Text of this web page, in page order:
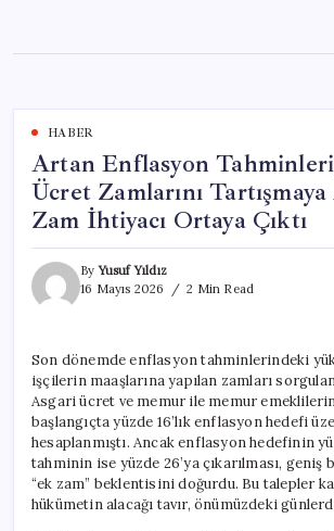
content
HABER
Artan Enflasyon
Ücret Zamlarını
Zam İhtiyacı Ortaya Çıktı
ByYusuf Yıldız
16 Mayıs 2026
2 Min Read
Son dönemde enflasyon tahminlerindeki
işçilerin maaşlarına yapılan zamları
Asgari ücret ve memur ile memur
başlangıçta yüzde 16’lık enflasyon hedefi
hesaplanmıştı. Ancak enflasyon hedefinin
tahminin ise yüzde 26’ya çıkarılması, geniş
“ek zam” beklentisini doğurdu. Bu talepler
hükümetin alacağı tavır, önümüzdeki